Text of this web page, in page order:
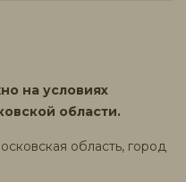
на условиях
области.
область, город